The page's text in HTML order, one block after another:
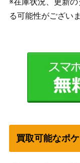
※在庫状況、更新
る可能性がございま
買取可能なポ